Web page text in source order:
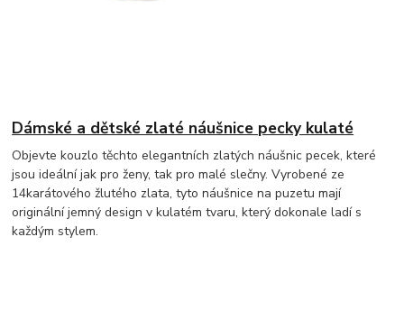
Dámské a dětské zlaté náušnice pecky kulaté
Objevte kouzlo těchto elegantních zlatých náušnic pecek, které
jsou ideální jak pro ženy, tak pro malé slečny. Vyrobené ze
14karátového žlutého zlata, tyto náušnice na puzetu mají
originální jemný design v kulatém tvaru, který dokonale ladí s
každým stylem.